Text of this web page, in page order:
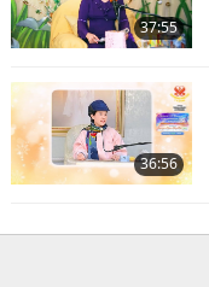
37:55
36:56